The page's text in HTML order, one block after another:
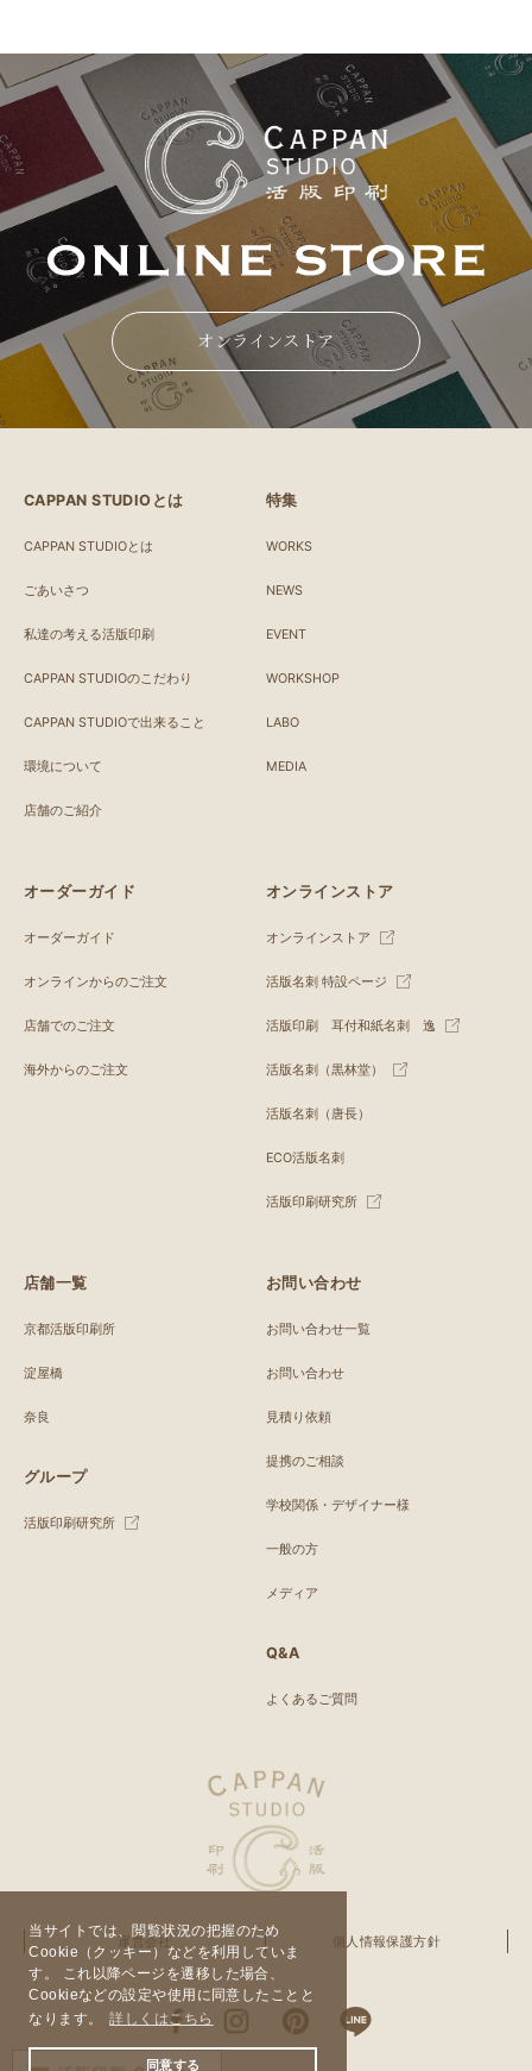
当サイトでは、閲覧状況の把握のため
Cookie（クッキー）などを利用していま
す。 これ以降ページを遷移した場合、
Cookieなどの設定や使用に同意したことと
なります。
詳しくはこちら
同意する
オンラインストア
CAPPAN STUDIOとは
CAPPAN STUDIOとは
ごあいさつ
私達の考える活版印刷
CAPPAN STUDIOのこだわり
CAPPAN STUDIOで出来ること
環境について
店舗のご紹介
特集
WORKS
NEWS
EVENT
WORKSHOP
LABO
MEDIA
オーダーガイド
オーダーガイド
オンラインからのご注文
店舗でのご注文
海外からのご注文
オンラインストア
オンラインストア
活版名刺 特設ページ
活版印刷 耳付和紙名刺 逸
活版名刺（黒林堂）
活版名刺（唐長）
ECO活版名刺
活版印刷研究所
店舗一覧
京都活版印刷所
淀屋橋
奈良
グループ
活版印刷研究所
お問い合わせ
お問い合わせ一覧
お問い合わせ
見積り依頼
提携のご相談
学校関係・デザイナー様
一般の方
メディア
Q&A
よくあるご質問
運営会社 個人情報保護方針